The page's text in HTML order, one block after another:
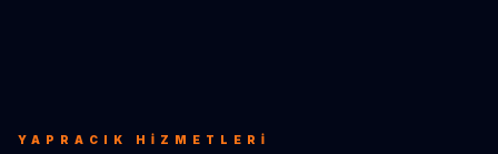
YAPRACIK HIZMETLERI